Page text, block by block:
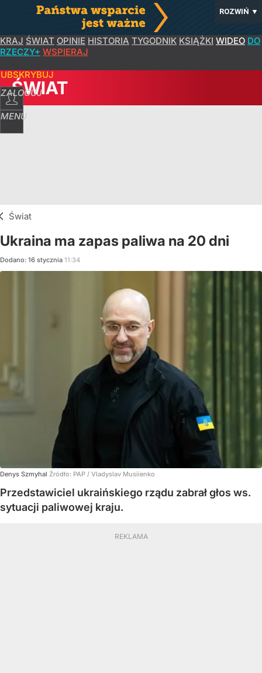
ROZWIŃ ▼
KRAJ ŚWIAT OPINIE HISTORIA TYGODNIK KSIĄŻKI WIDEO DO
RZECZY+ WSPIERAJ
ZALOGUJ
MENU
ŚWIAT
Świat
Ukraina ma zapas paliwa na 20 dni
Dodano: 16 stycznia 11:34
Denys Szmyhal Źródło: PAP / Vladyslav Musiienko
Przedstawiciel ukraińskiego rządu zabrał głos ws.
sytuacji paliwowej kraju.